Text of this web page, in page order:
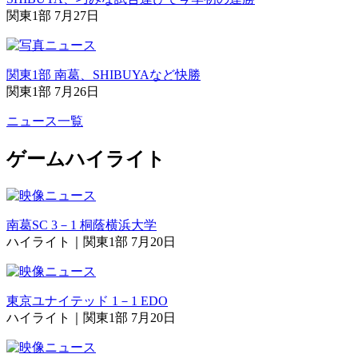
関東1部 7月27日
関東1部 南葛、SHIBUYAなど快勝
関東1部 7月26日
ニュース一覧
ゲームハイライト
南葛SC 3－1 桐蔭横浜大学
ハイライト｜関東1部 7月20日
東京ユナイテッド 1－1 EDO
ハイライト｜関東1部 7月20日